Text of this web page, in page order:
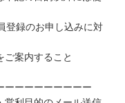
登録のお申し込みに対
ご案内すること
ーーーーーーーーー